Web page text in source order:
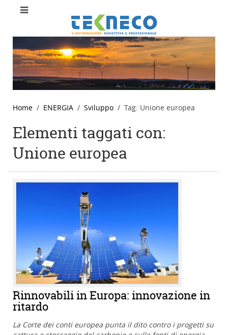
Home ENERGIA Sviluppo Tag: Unione europea
Elementi taggati con:
Unione europea
Rinnovabili in Europa: innovazione in
ritardo
La Corte dei conti europea punta il dito contro i progetti su